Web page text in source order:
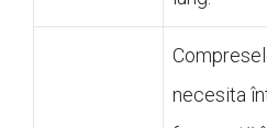
necesita